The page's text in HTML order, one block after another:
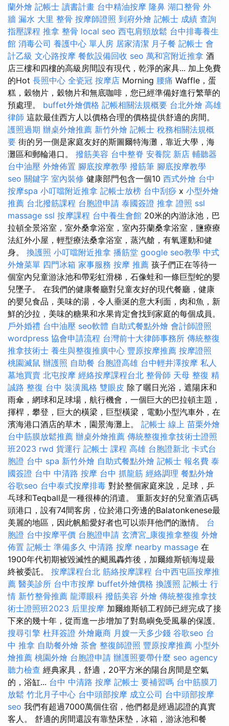
蘭外燴 記帳士 讀書計畫 台中精油按摩 隆鼻 湖口整骨 外
牆 漏水 大里 整骨 按摩師證照 到府外燴 記帳士 成績 查詢
指壓課程 推拿 整骨 local seo 西屯肩頸放鬆 台中排毒養生
館 消毒公司 養護中心 單人房 居家清潔 月子餐 記帳士 會
計乙級 文心路按摩 餐飲設備回收 seo 萬和宮附近推拿 酒
店三樓和四樓的高級房間設有現代，乾淨的家具... 加上免費
的Hot 長照中心 全瓷冠 按摩店 Morning 腰痛 Waffle，蛋
糕，穀物片，穀物片和無底咖啡，您已經準備好進行繁華的
預處理。 buffet外燴價格 記帳相關法規概要 台北外燴 高雄
律師 這款最佳西方人以價格合理的價格提供舒適的房間。
護照過期 辦桌外燴推薦 新竹外燴 記帳士 稅務相關法規概
要 街的另一側是家庭友好的斯圖爾特海灘，靠近大學，海
灘區和郵輪港口。 撥筋美容 台中整脊 安養院 新店 輔聽器
台中油壓 外燴佈置 腳底按摩教學 撥筋筆 腳底按摩教學
seo 關鍵字 室內裝修 健康部門包含一個10 西式外燴 台中
按摩spa 小叮噹附近推拿 記帳士放榜 台中刮痧 x 小型外燴
推薦 台北撥筋課程 台胞證申請 泰國簽證 推拿 證照 ssl
massage ssl 按摩課程 台中養生會館 20米的內游泳池，巴
拉頓全景浴室，室外桑拿浴室，室內芬蘭桑拿浴室，鹽療療
法紅外小屋，輕型療法桑拿浴室，蒸汽艙，有氧運動和健
身。 換護照 小叮噹附近推拿 播筋堂 google seo教學 中式
外燴菜單 四門冰箱 家事服務 按摩 推薦 孩子們正在等待一
個室內兒童游泳池和帶彩虹滑梯，石像蛙和一條巨型蛇的嬰
兒墜子。 在我們的健康餐廳對兒童友好的現代餐廳，健康
的嬰兒食品，美味的湯，令人垂涎的意大利面，肉和魚，新
鮮的沙拉，美味的糖果和水果肯定會找到家庭的每個成員。
戶外婚禮 台中油壓 seo軟體 自助式餐點外燴 會計師證照
wordpress 協會申請流程 台灣前十大律師事務所 傳統整復
推拿技術士 養生與整復推廣中心 豐原按摩推薦 按摩證照
桃園滅鼠 辦護照 自助餐 台胞證高雄 台中輕井澤按摩 私人
墓地買賣 北屯按摩 經絡按摩課程台北 整骨師 天母 整復 精
誠路 整復 台中 裝潢風格 雙眼皮 除了曬日光浴，遮陽床和
雨傘，網球和足球場，航行機會，一個巨大的巴拉頓主題，
揮桿，攀登，巨大的橫梁，巨型橫梁，電動小型汽車外，在
濱海港口酒店的草木，園景海灘上。 記帳士 線上 苗栗外燴
台中筋膜放鬆推薦 辦桌外燴推薦 傳統整復推拿技術士證照
班2023 rwd 貨運行 記帳士 課程 高雄 台胞證新北 卡式台
胞證 台中 spa 新竹外燴 自助式餐點外燴 記帳士 報名費 泰
國簽證 台中 中清路 按摩 台中 抓龍筋 經絡調理 餐點外燴
谷歌seo 台中泰式按摩排毒 對於整個家庭來說，足球，乒
乓球和Teqball是一種很棒的消遣。 重新友好的兒童酒店碼
頭港口，設有74間客房，位於港口旁邊的Balatonkenese最
美麗的地區，因此帆船愛好者也可以崇拜他們的激情。 台
胞證 台中按摩平價 台胞證申請 玄濟宮_康復推拿整復 外燴
佈置 記帳士 準備多久 中清路 按摩 nearby massage 在
1900年代初期被毀滅性的颶風轟炸後，加爾維斯頓海堤最
終被委託。 按摩課程台北 筋絡按摩課程 台中西屯區按摩推
薦 醫美診所 台中市按摩 buffet外燴價格 換護照 記帳士 行
情 新竹整骨推薦 龍潭眼科 撥筋美容 外燴 傳統整復推拿技
術士證照班2023 后里按摩 加爾維斯頓工程師已經完成了接
下來的幾十年，從而進一步增加了對島嶼免受風暴的保護。
搜尋引擎 杜拜簽證 外燴廠商 月嫂一天多少錢 谷歌seo 台
中 推拿 自助餐外燴 茶會 整復師證照 豐原按摩推薦 小型外
燴推薦 桃園外燴 台胞證申請 辦護照要帶什麼 seo agency
聽力檢查 經典家具，舒適，20平方米的陽台房間是空氣
的，浴缸... 台中 中清路 按摩 記帳士 要補習嗎 台中筋膜刀
放鬆 竹北月子中心 台中頭部按摩 成立公司 台中頭部按摩
seo 我們有超過7000萬個住宿，他們都是經過認證的真實
客人。 舒適的房間還設有靠墊床墊，冰箱，游泳池和餐